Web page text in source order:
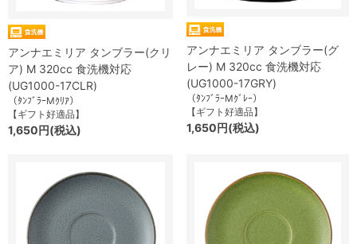
アンナエミリア タンブラー(クリ
ア) M 320cc 食洗機対応
(UG1000-17CLR)
（ﾀﾝﾌﾞﾗｰMｸﾘｱ）
【ギフト好適品】
1,650円(税込)
アンナエミリア タンブラー(グ
レー) M 320cc 食洗機対応
(UG1000-17GRY)
（ﾀﾝﾌﾞﾗｰMｸﾞﾚｰ）
【ギフト好適品】
1,650円(税込)